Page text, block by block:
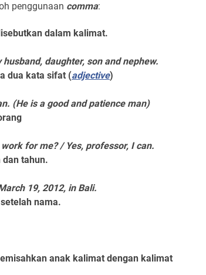
penggunaan comma:
dalam kalimat.
daughter, son and nephew.
dua kata sifat (adjective)
(He is a good and patience man)
for me? / Yes, professor, I can.
tahun.
19, 2012, in Bali.
nama.
anak kalimat dengan kalimat